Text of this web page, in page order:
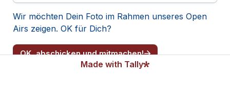
Wir möchten Dein Foto im Rahmen unseres Open
Airs zeigen. OK für Dich?
OK, abschicken und mitmachen!
Made with Tally